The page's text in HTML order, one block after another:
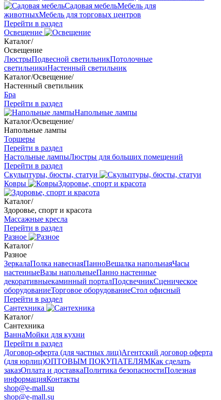
Садовая мебельМебель для
животныхМебель для торговых центров
Перейти в раздел
Освещение
Каталог/
Освещение
ЛюстрыПодвесной светильникПотолочные
светильникиНастенный светильник
Каталог/Освещение/
Настенный светильник
Бра
Перейти в раздел
Напольные лампы
Каталог/Освещение/
Напольные лампы
Торшеры
Перейти в раздел
Настольные лампыЛюстры для больших помещений
Перейти в раздел
Скульптуры, бюсты, статуи
Ковры
Здоровье, спорт и красота
Каталог/
Здоровье, спорт и красота
Массажные кресла
Перейти в раздел
Разное
Каталог/
Разное
ЗеркалаПолка навеснаяПанноВешалка напольнаяЧасы
настенныеВазы напольныеПанно настенные
декоративныекаминный порталПодсвечникСценическое
оборудованиеТорговое оборудованиеСтол офисный
Перейти в раздел
Сантехника
Каталог/
Сантехника
ВаннаМойки для кухни
Перейти в раздел
Договор-оферта (для частных лиц)Агентский договор оферта
(для юрлиц)ОПТОВЫМ ПОКУПАТЕЛЯМКак сделать
заказОплата и доставкаПолитика безопасностиПолезная
информацияКонтакты
shop@e-mall.su
shop@e-mall.su